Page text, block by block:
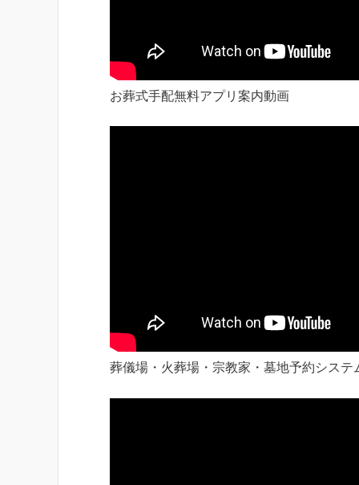
お葬式手配無料アプリ案内動画
葬儀場・火葬場・宗教家・墓地予約システ